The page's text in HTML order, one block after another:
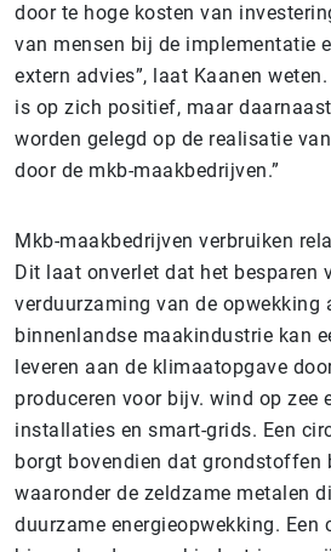
door te hoge kosten van
van mensen bij de implementatie
extern advies”, laat Kaanen
is op zich positief, maar
worden gelegd op de realisatie
door de mkb-maakbedrijven.”
Mkb-maakbedrijven verbruiken
Dit laat onverlet dat het besparen
verduurzaming van de opwekking
binnenlandse maakindustrie kan
leveren aan de klimaatopgave
produceren voor bijv. wind op zee
installaties en smart-grids. Een
borgt bovendien dat grondstoffen
waaronder de zeldzame metalen
duurzame energieopwekking. Een